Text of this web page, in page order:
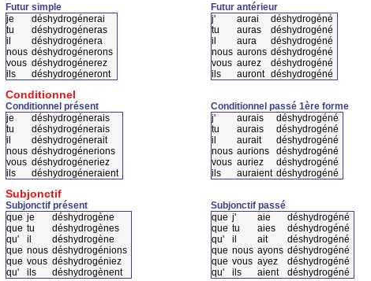
Futur simple
je
déshydrogénerai
tu
déshydrogéneras
il
déshydrogénera
nous déshydrogénerons
vous déshydrogénerez
ils
déshydrogéneront
Futur antérieur
j'
aurai
déshydrogéné
tu
auras
déshydrogéné
il
aura
déshydrogéné
nous aurons déshydrogéné
vous aurez
déshydrogéné
ils
auront déshydrogéné
Conditionnel
Conditionnel présent
je
déshydrogénerais
tu
déshydrogénerais
il
déshydrogénerait
nous déshydrogénerions
vous déshydrogéneriez
ils
déshydrogéneraient
Conditionnel passé 1ère forme
j'
aurais
déshydrogéné
tu
aurais
déshydrogéné
il
aurait
déshydrogéné
nous aurions
déshydrogéné
vous auriez
déshydrogéné
ils
auraient déshydrogéné
Subjonctif
Subjonctif présent
que je
déshydrogène
que tu
déshydrogènes
qu'
il
déshydrogène
que nous déshydrogénions
que vous déshydrogéniez
qu'
ils déshydrogènent
Subjonctif passé
que j' aie
déshydrogéné
que tu aies
déshydrogéné
qu'
il ait
déshydrogéné
que nous ayons déshydrogéné
que vous ayez
déshydrogéné
qu'
ils aient déshydrogéné